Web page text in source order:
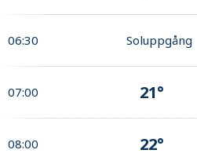
06:30 Soluppgång
07:00 21°
08:00 22°